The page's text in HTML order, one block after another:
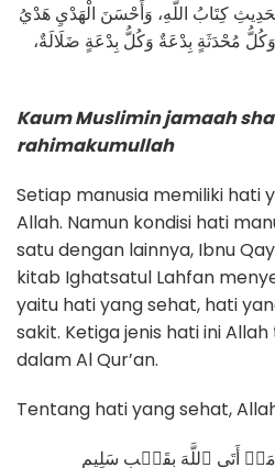
كِتَابُ اللَّهِ، وَأَحْسَنَ الْهَدْيِ هَدْيُ
وَكُلُّ مُحْدَثَةٍ بِدْعَةٌ وَكُلُّ بِدْعَةٍ ضَلَالَةٌ،
Kaum Muslimin jamaah
rahimakumullah
Setiap manusia memiliki hati
Allah. Namun kondisi hati
satu dengan lainnya, Ibnu
kitab Ighatsatul Lahfan
yaitu hati yang sehat, hati
sakit. Ketiga jenis hati ini
dalam Al Qur’an.
Tentang hati yang sehat,
مَنۡ أَتَى ٱللَّهَ بِقَلۡب سَلِيم